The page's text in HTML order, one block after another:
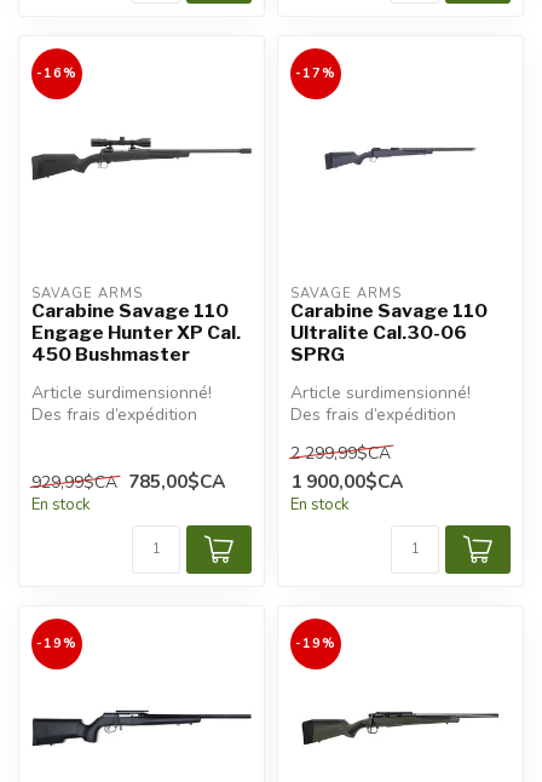
-16%
SAVAGE ARMS
Carabine Savage 110
Engage Hunter XP Cal.
450 Bushmaster
Article surdimensionné!
Des frais d’expédition
929,99$CA 785,00$CA
En stock
-17%
SAVAGE ARMS
Carabine Savage 110
Ultralite Cal.30-06
SPRG
Article surdimensionné!
Des frais d’expédition
appliqués.
2 299,99$CA
1 900,00$CA
En stock
-19% -19%